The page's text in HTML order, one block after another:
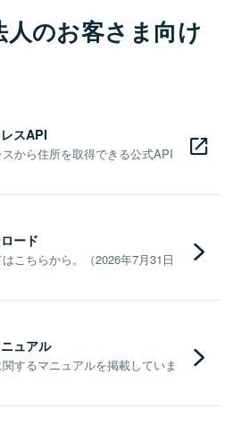
人のお客さま向け
スAPI
から住所を取得できる公式API
ード
こちらから。（2026年7月31日
ュアル
するマニュアルを掲載していま